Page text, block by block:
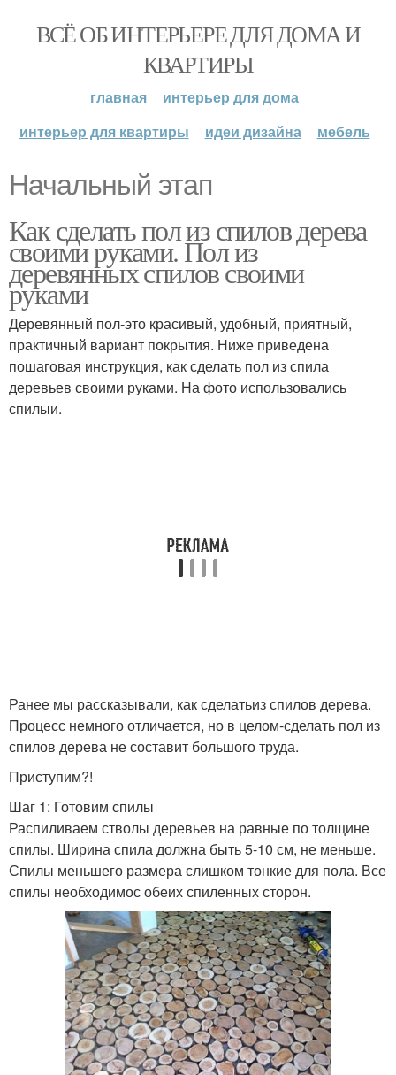
ВСЁ ОБ ИНТЕРЬЕРЕ ДЛЯ ДОМА И
КВАРТИРЫ
главная
интерьер для дома
интерьер для квартиры
идеи дизайна мебель
Начальный этап
Как сделать пол из спилов дерева
своими руками. Пол из
деревянных спилов своими
руками
Деревянный пол-это красивый, удобный, приятный,
практичный вариант покрытия. Ниже приведена
пошаговая инструкция, как сделать пол из спила
деревьев своими руками. На фото использовались
спилыи.
Ранее мы рассказывали, как сделатьиз спилов дерева.
Процесс немного отличается, но в целом-сделать пол из
спилов дерева не составит большого труда.
Приступим?!
Шаг 1: Готовим спилы
Распиливаем стволы деревьев на равные по толщине
спилы. Ширина спила должна быть 5-10 см, не меньше.
Спилы меньшего размера слишком тонкие для пола. Все
спилы необходимос обеих спиленных сторон.